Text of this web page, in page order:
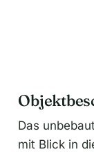
Das
mit Blick in